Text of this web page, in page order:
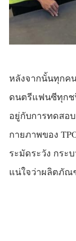
หลังจากนั้นทุกค
ดนตรีแฟนซีทุกช
อยู่กับการทดสอ
กายภาพของ
ระมัดระวัง กระ
แน่ใจว่าผลิตภัณ